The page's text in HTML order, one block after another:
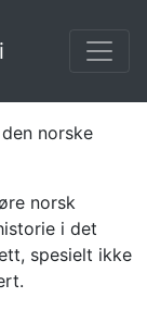
norske
norsk
i det
spesielt ikke